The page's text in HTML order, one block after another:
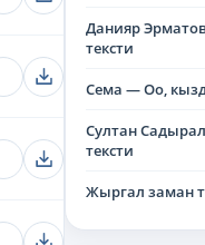
Данияр
тексти
Сема — Оо,
Султан
тексти
Жыргал заман